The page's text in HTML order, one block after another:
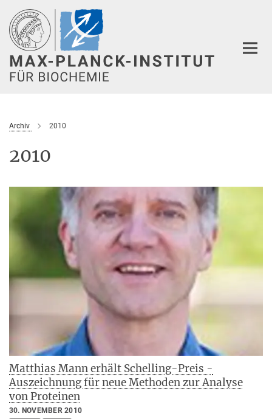
Hauptinhalt
Archiv 2010
2010
Matthias Mann erhält Schelling-Preis -
Auszeichnung für neue Methoden zur Analyse
von Proteinen
30. NOVEMBER 2010